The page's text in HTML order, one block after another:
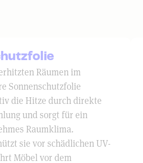
Räumen im
Sonnenschutzfolie
die Hitze durch direkte
und sorgt für ein
Raumklima.
sie vor schädlichen UV-
Möbel vor dem